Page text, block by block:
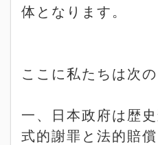
体となります。
ここに私たちは次
一、日本政府は歴
式的謝罪と法的賠償